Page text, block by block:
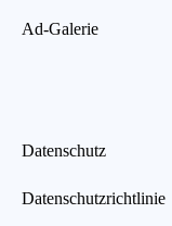
Ad-Galerie
Datenschutz
Datenschutzrichtlinie